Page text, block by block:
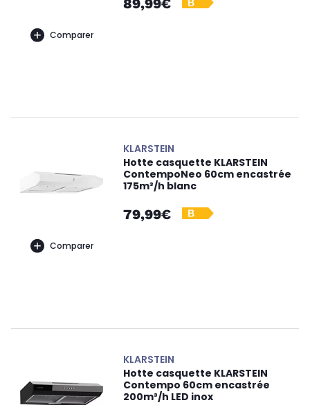
Comparer
89,99€
Comparer
KLARSTEIN
Hotte casquette KLARSTEIN
ContempoNeo 60cm encastrée
175m³/h blanc
79,99€
KLARSTEIN
Hotte casquette KLARSTEIN
Contempo 60cm encastrée
200m³/h LED inox